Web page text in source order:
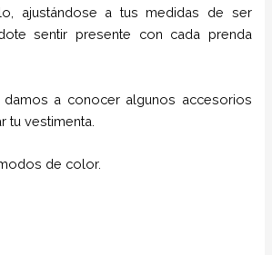
ajustándose a tus medidas de ser
sentir presente con cada prenda
damos a conocer algunos accesorios
tu vestimenta.
de color.